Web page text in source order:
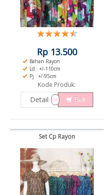
Rp 13.500
Bahan Rayon
Ld : +/-110cm
Pj : +/-95cm
Kode Produk:
Detail or Beli
Set Cp Rayon